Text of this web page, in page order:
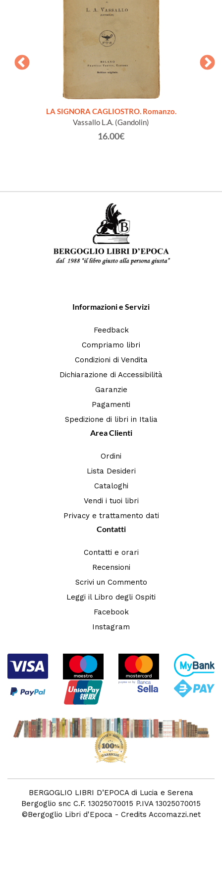
LA SIGNORA CAGLIOSTRO. Romanzo.
Vassallo L.A. (Gandolin)
16.00€
Informazioni e Servizi
Feedback
Compriamo libri
Condizioni di Vendita
Dichiarazione di Accessibilità
Garanzie
Pagamenti
Spedizione di libri in Italia
Area Clienti
Ordini
Lista Desideri
Cataloghi
Vendi i tuoi libri
Privacy e trattamento dati
Contatti
Contatti e orari
Recensioni
Scrivi un Commento
Leggi il Libro degli Ospiti
Facebook
Instagram
BERGOGLIO LIBRI D’EPOCA di Lucia e Serena
Bergoglio snc C.F. 13025070015 P.IVA 13025070015
©Bergoglio Libri d'Epoca - Credits Accomazzi.net